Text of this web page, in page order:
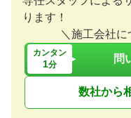
ります！
＼施工会社に
カンタン
1分 問
数社から